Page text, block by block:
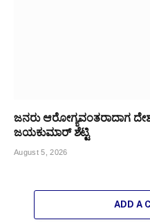
ಜನರು ಆರೋಗ್ಯವಂತರಾದಾಗ
ಜಯಕುಮಾರ್ ಶೆಟ್ಟಿ
August 5, 2026
ADD A